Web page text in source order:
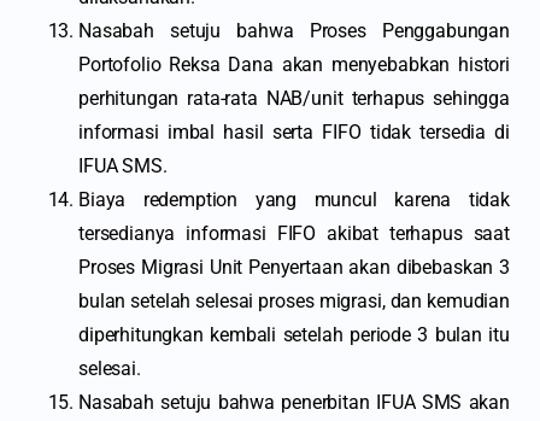
Nasabah setuju bahwa Proses Penggabungan
Portofolio Reksa Dana akan menyebabkan histori
perhitungan rata-rata NAB/unit terhapus sehingga
informasi imbal hasil serta FIFO tidak tersedia di
IFUA SMS.
Biaya redemption yang muncul karena tidak
tersedianya informasi FIFO akibat terhapus saat
Proses Migrasi Unit Penyertaan akan dibebaskan 3
bulan setelah selesai proses migrasi, dan kemudian
diperhitungkan kembali setelah periode 3 bulan itu
selesai.
Nasabah setuju bahwa penerbitan IFUA SMS akan